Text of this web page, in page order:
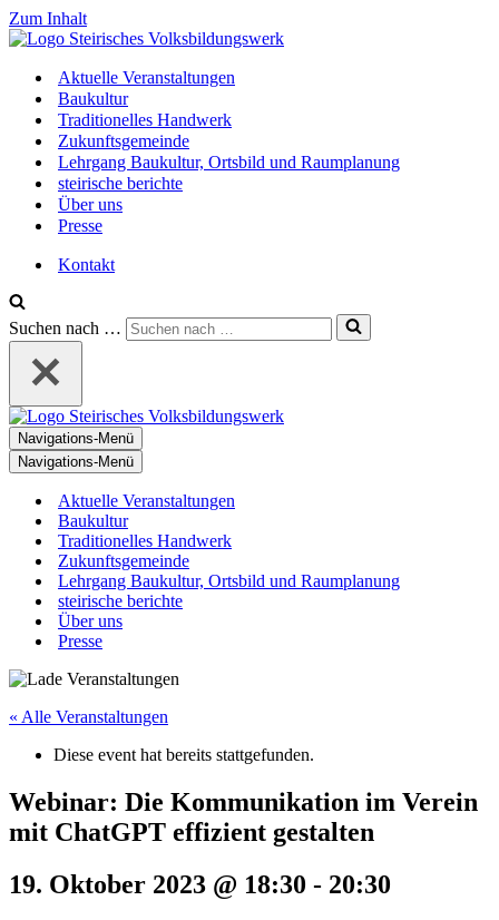
Zum Inhalt
Aktuelle Veranstaltungen
Baukultur
Traditionelles Handwerk
Zukunftsgemeinde
Lehrgang Baukultur, Ortsbild und Raumplanung
steirische berichte
Über uns
Presse
Kontakt
Suchen nach …
Navigations-Menü
Navigations-Menü
Aktuelle Veranstaltungen
Baukultur
Traditionelles Handwerk
Zukunftsgemeinde
Lehrgang Baukultur, Ortsbild und Raumplanung
steirische berichte
Über uns
Presse
« Alle Veranstaltungen
Diese event hat bereits stattgefunden.
Webinar: Die Kommunikation im Verein
mit ChatGPT effizient gestalten
19. Oktober 2023 @ 18:30 - 20:30